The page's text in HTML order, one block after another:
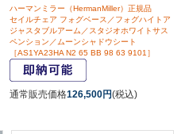
ハーマンミラー（HermanMiller）正規品
セイルチェア フォグベース／フォグハイトア
ジャスタブルアーム／スタジオホワイトサス
ペンション／ムーンシャドウシート
［AS1YA23HA N2 65 BB 98 63 9101］
通常販売価格126,500円(税込)